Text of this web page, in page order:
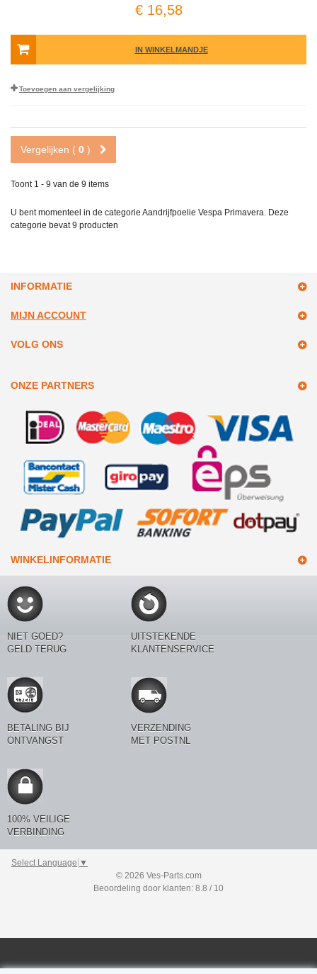
€ 16,58
IN WINKELMANDJE
Toevoegen aan vergelijking
Vergelijken ( 0 )
Toont 1 - 9 van de 9 items
U bent momenteel in de categorie Aandrijfpoelie Vespa Primavera. Deze
categorie bevat9 producten
INFORMATIE
MIJN ACCOUNT
VOLG ONS
ONZE PARTNERS
WINKELINFORMATIE
NIET GOED?
GELD TERUG
UITSTEKENDE
KLANTENSERVICE
BETALING BIJ
ONTVANGST
VERZENDING
MET POSTNL
100% VEILIGE
VERBINDING
Select Language ▼
© 2026 Ves-Parts.com
Beoordeling door klanten: 8.8 / 10